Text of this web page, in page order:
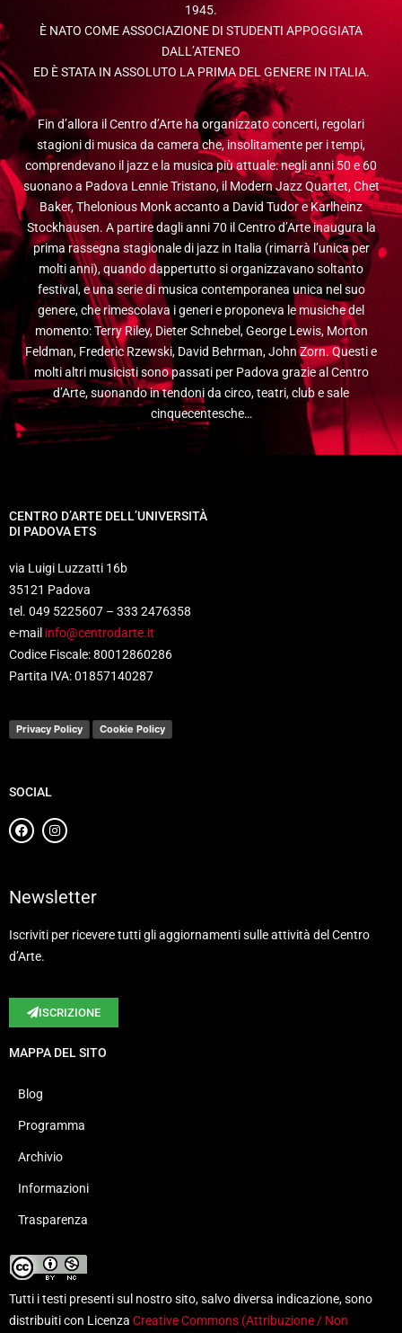
1945.
È NATO COME ASSOCIAZIONE DI STUDENTI APPOGGIATA
DALL’ATENEO
ED È STATA IN ASSOLUTO LA PRIMA DEL GENERE IN ITALIA.
Fin d’allora il Centro d’Arte ha organizzato concerti, regolari
stagioni di musica da camera che, insolitamente per i tempi,
comprendevano il jazz e la musica più attuale: negli anni 50 e 60
suonano a Padova Lennie Tristano, il Modern Jazz Quartet, Chet
Baker, Thelonious Monk accanto a David Tudor e Karlheinz
Stockhausen. A partire dagli anni 70 il Centro d’Arte inaugura la
prima rassegna stagionale di jazz in Italia (rimarrà l’unica per
molti anni), quando dappertutto si organizzavano soltanto
festival, e una serie di musica contemporanea unica nel suo
genere, che rimescolava i generi e proponeva le musiche del
momento: Terry Riley, Dieter Schnebel, George Lewis, Morton
Feldman, Frederic Rzewski, David Behrman, John Zorn. Questi e
molti altri musicisti sono passati per Padova grazie al Centro
d’Arte, suonando in tendoni da circo, teatri, club e sale
cinquecentesche…
CENTRO D’ARTE DELL’UNIVERSITÀ
DI PADOVA ETS
via Luigi Luzzatti 16b
35121 Padova
tel. 049 5225607 – 333 2476358
e-mail info@centrodarte.it
Codice Fiscale: 80012860286
Partita IVA: 01857140287
Privacy Policy Cookie Policy
SOCIAL
Newsletter
Iscriviti per ricevere tutti gli aggiornamenti sulle attività del Centro
d’Arte.
ISCRIZIONE
MAPPA DEL SITO
Blog
Programma
Archivio
Informazioni
Trasparenza
Tutti i testi presenti sul nostro sito, salvo diversa indicazione, sono
distribuiti con Licenza Creative Commons (Attribuzione / Non